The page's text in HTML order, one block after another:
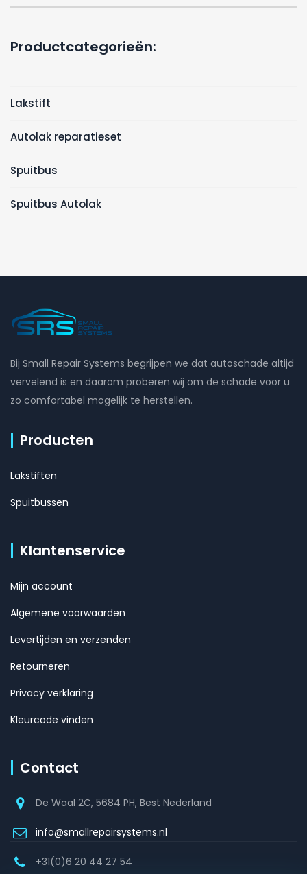
Productcategorieën:
Lakstift
Autolak reparatieset
Spuitbus
Spuitbus Autolak
Bij Small Repair Systems begrijpen we dat autoschade altijd
vervelend is en daarom proberen wij om de schade voor u
zo comfortabel mogelijk te herstellen.
Producten
Lakstiften
Spuitbussen
Klantenservice
Mijn account
Algemene voorwaarden
Levertijden en verzenden
Retourneren
Privacy verklaring
Kleurcode vinden
Contact
De Waal 2C, 5684 PH, Best Nederland
info@smallrepairsystems.nl
+31(0)6 20 44 27 54